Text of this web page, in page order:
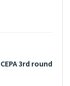
3rd round